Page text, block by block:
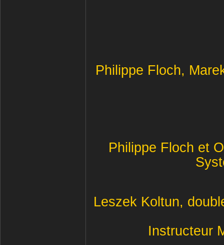
Philippe Floch,
Philippe Floch et
Leszek Koltun,
Instructeur